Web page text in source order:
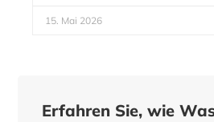
15. Mai 2026
Erfahren Sie, wie